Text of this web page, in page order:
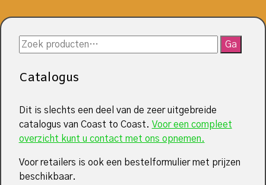
Zoeken
naar:
Ga
Catalogus
Dit is slechts een deel van de zeer uitgebreide
catalogus van Coast to Coast. Voor een compleet
overzicht kunt u contact met ons opnemen.
Voor retailers is ook een bestelformulier met prijzen
beschikbaar.